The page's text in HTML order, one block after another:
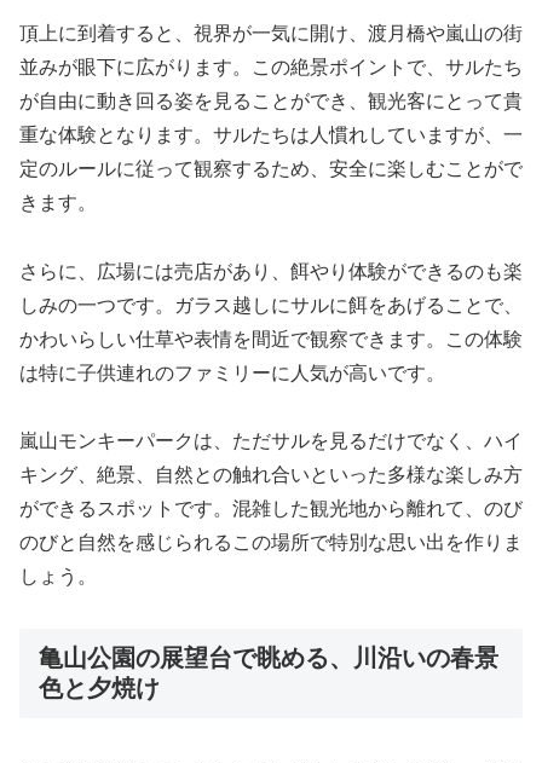
頂上に到着すると、視界が一気に開け、渡月橋や嵐山の街
並みが眼下に広がります。この絶景ポイントで、サルたち
が自由に動き回る姿を見ることができ、観光客にとって貴
重な体験となります。サルたちは人慣れしていますが、一
定のルールに従って観察するため、安全に楽しむことがで
きます。
さらに、広場には売店があり、餌やり体験ができるのも楽
しみの一つです。ガラス越しにサルに餌をあげることで、
かわいらしい仕草や表情を間近で観察できます。この体験
は特に子供連れのファミリーに人気が高いです。
嵐山モンキーパークは、ただサルを見るだけでなく、ハイ
キング、絶景、自然との触れ合いといった多様な楽しみ方
ができるスポットです。混雑した観光地から離れて、のび
のびと自然を感じられるこの場所で特別な思い出を作りま
しょう。
亀山公園の展望台で眺める、川沿いの春景
色と夕焼け